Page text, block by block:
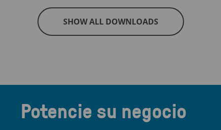
SHOW ALL DOWNLOADS
Potencie su negocio